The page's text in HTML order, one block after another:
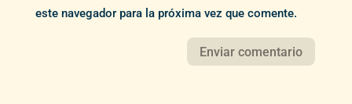
este navegador para la próxima vez que comente.